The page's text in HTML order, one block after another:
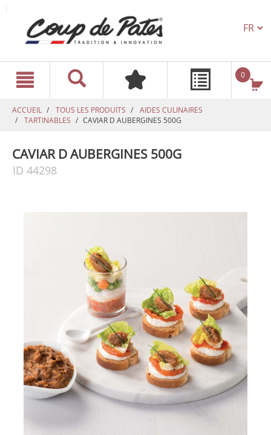
0
ACCUEIL TOUS LES PRODUITS
AIDES CULINAIRES
TARTINABLES
CAVIAR D AUBERGINES 500G
CAVIAR D AUBERGINES 500G
ID 44298